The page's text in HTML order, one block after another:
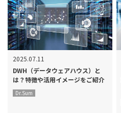
2025.07.11
DWH（データウェアハウス）と
は？特徴や活用イメージをご紹介
Dr.Sum